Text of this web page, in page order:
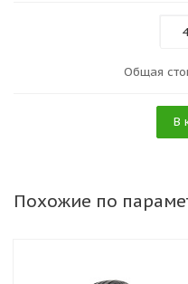
4
Общая
В
Похожие по